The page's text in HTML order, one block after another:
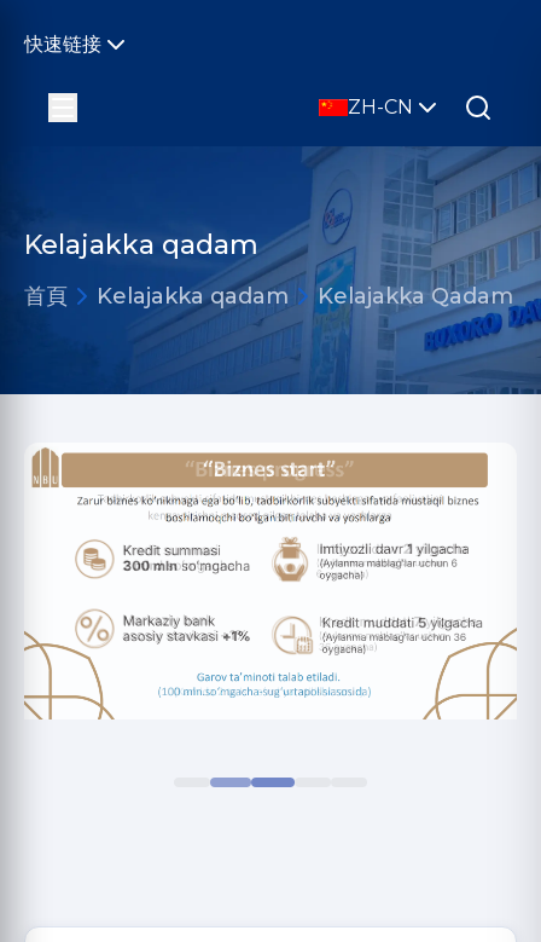
快速链接
ZH-CN
Kelajakka qadam
首頁 Kelajakka qadam Kelajakka Qadam